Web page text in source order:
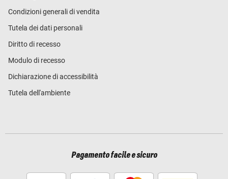
Condizioni generali di vendita
Tutela dei dati personali
Diritto di recesso
Modulo di recesso
Dichiarazione di accessibilità
Tutela dell'ambiente
Pagamento facile e sicuro